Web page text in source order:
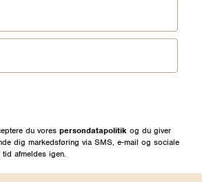
du vores persondatapolitik og du giver
dig markedsføring via SMS, e-mail og sociale
afmeldes igen.